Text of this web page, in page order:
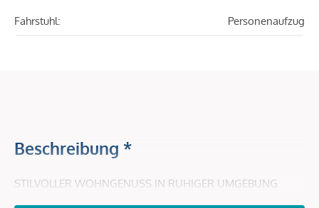
Fahrstuhl: Personenaufzug
Beschreibung *
STILVOLLER WOHNGENUSS IN RUHIGER UMGEBUNG